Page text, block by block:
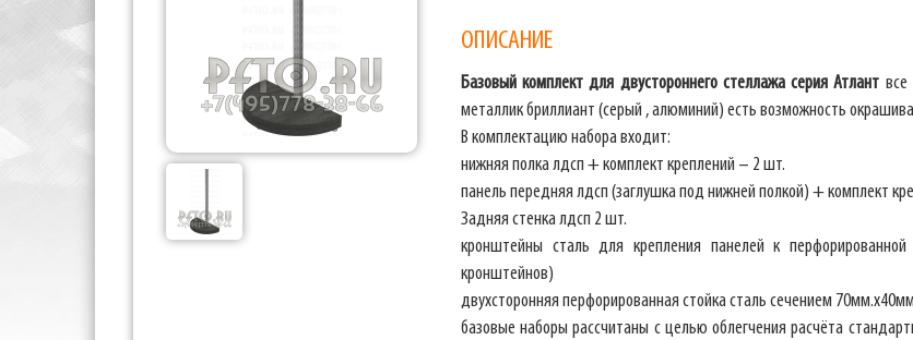
ОПИСАНИЕ
Базовый комплект для двустороннего стеллажа серия Атлант
металлик бриллиант (серый , алюминий) есть возможность
В комплектацию набора входит:
нижняя полка лдсп + комплект креплений – 2 шт.
панель передняя лдсп (заглушка под нижней полкой) + комплект
Задняя стенка лдсп 2 шт.
кронштейны сталь для крепления панелей к
кронштейнов)
двухсторонняя перфорированная стойка сталь сечением
базовые наборы рассчитаны с целью облегчения расчёта